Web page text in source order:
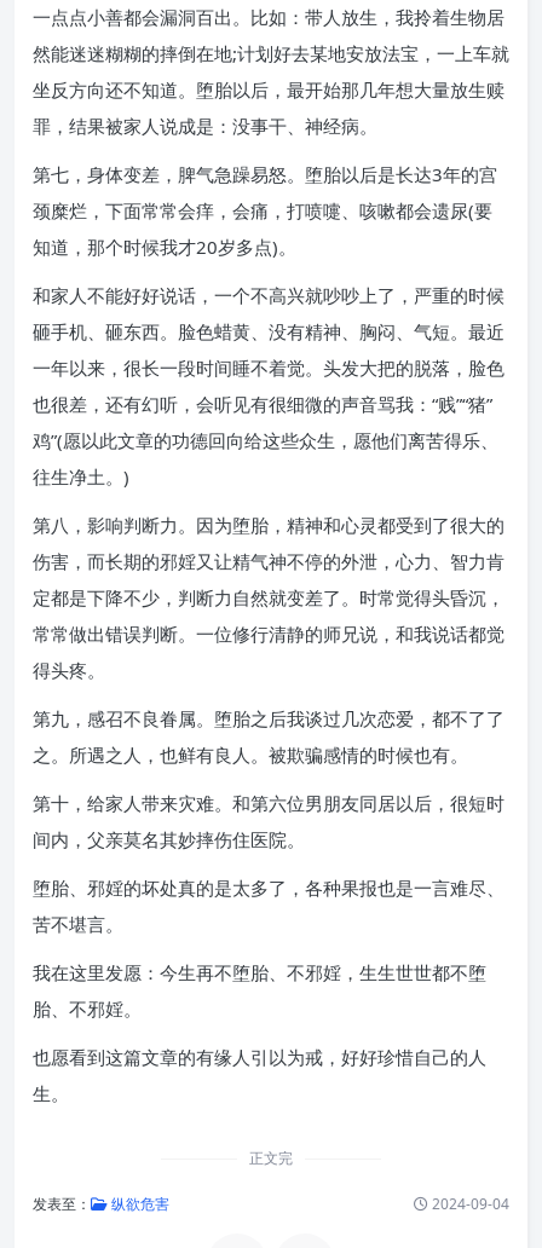
一点点小善都会漏洞百出。比如：带人放生，我拎着生物居
然能迷迷糊糊的摔倒在地;计划好去某地安放法宝，一上车就
坐反方向还不知道。堕胎以后，最开始那几年想大量放生赎
罪，结果被家人说成是：没事干、神经病。
第七，身体变差，脾气急躁易怒。堕胎以后是长达3年的宫
颈糜烂，下面常常会痒，会痛，打喷嚏、咳嗽都会遗尿(要
知道，那个时候我才20岁多点)。
和家人不能好好说话，一个不高兴就吵吵上了，严重的时候
砸手机、砸东西。脸色蜡黄、没有精神、胸闷、气短。最近
一年以来，很长一段时间睡不着觉。头发大把的脱落，脸色
也很差，还有幻听，会听见有很细微的声音骂我：“贱”“猪”
鸡”(愿以此文章的功德回向给这些众生，愿他们离苦得乐、
往生净土。)
第八，影响判断力。因为堕胎，精神和心灵都受到了很大的
伤害，而长期的邪婬又让精气神不停的外泄，心力、智力肯
定都是下降不少，判断力自然就变差了。时常觉得头昏沉，
常常做出错误判断。一位修行清静的师兄说，和我说话都觉
得头疼。
第九，感召不良眷属。堕胎之后我谈过几次恋爱，都不了了
之。所遇之人，也鲜有良人。被欺骗感情的时候也有。
第十，给家人带来灾难。和第六位男朋友同居以后，很短时
间内，父亲莫名其妙摔伤住医院。
堕胎、邪婬的坏处真的是太多了，各种果报也是一言难尽、
苦不堪言。
我在这里发愿：今生再不堕胎、不邪婬，生生世世都不堕
胎、不邪婬。
也愿看到这篇文章的有缘人引以为戒，好好珍惜自己的人
生。
正文完
发表至： 纵欲危害 2024-09-04